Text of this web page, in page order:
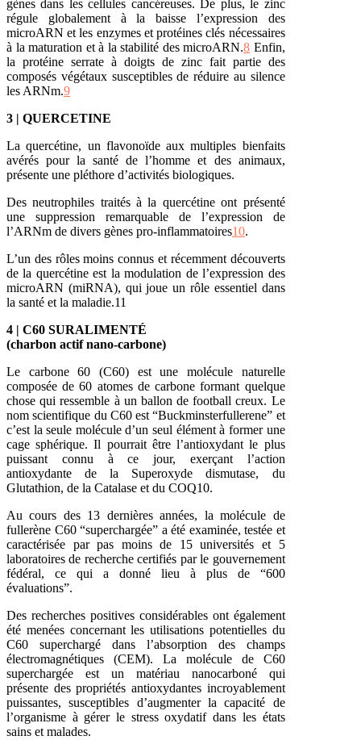
gènes dans les cellules cancéreuses. De plus, le zinc
régule globalement à la baisse l’expression des
microARN et les enzymes et protéines clés nécessaires
à la maturation et à la stabilité des microARN.8 Enfin,
la protéine serrate à doigts de zinc fait partie des
composés végétaux susceptibles de réduire au silence
les ARNm.9
3 | QUERCETINE
La quercétine, un flavonoïde aux multiples bienfaits
avérés pour la santé de l’homme et des animaux,
présente une pléthore d’activités biologiques.
Des neutrophiles traités à la quercétine ont présenté
une suppression remarquable de l’expression de
l’ARNm de divers gènes pro-inflammatoires10.
L’un des rôles moins connus et récemment découverts
de la quercétine est la modulation de l’expression des
microARN (miRNA), qui joue un rôle essentiel dans
la santé et la maladie.11
4 | C60 SURALIMENTÉ
(charbon actif nano-carbone)
Le carbone 60 (C60) est une molécule naturelle
composée de 60 atomes de carbone formant quelque
chose qui ressemble à un ballon de football creux. Le
nom scientifique du C60 est “Buckminsterfullerene” et
c’est la seule molécule d’un seul élément à former une
cage sphérique. Il pourrait être l’antioxydant le plus
puissant connu à ce jour, exerçant l’action
antioxydante de la Superoxyde dismutase, du
Glutathion, de la Catalase et du COQ10.
Au cours des 13 dernières années, la molécule de
fullerène C60 “superchargée” a été examinée, testée et
caractérisée par pas moins de 15 universités et 5
laboratoires de recherche certifiés par le gouvernement
fédéral, ce qui a donné lieu à plus de “600
évaluations”.
Des recherches positives considérables ont également
été menées concernant les utilisations potentielles du
C60 superchargé dans l’absorption des champs
électromagnétiques (CEM). La molécule de C60
superchargée est un matériau nanocarboné qui
présente des propriétés antioxydantes incroyablement
puissantes, susceptibles d’augmenter la capacité de
l’organisme à gérer le stress oxydatif dans les états
sains et malades.